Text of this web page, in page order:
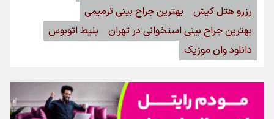
رزرو هتل کیش
بهترین جراح بینی ترمیمی
بهترین جراح بینی استخوانی در تهران
بلیط اتوبوس
دانلود وان موزیک